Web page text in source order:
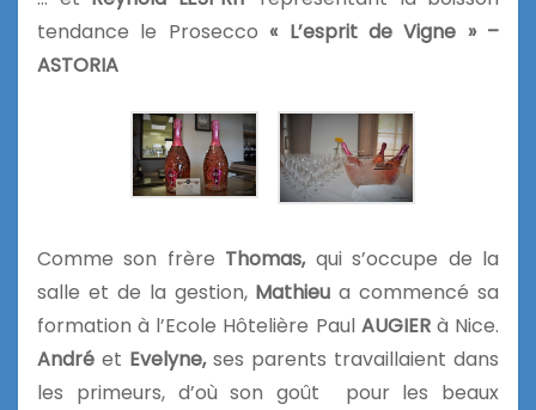
tendance le Prosecco« L’esprit de Vigne » –
ASTORIA
Comme son frère Thomas,qui s’occupe de la
salle et de la gestion, Mathieu a commencé sa
formation à l’Ecole Hôtelière Paul AUGIERà Nice.
André et Evelyne,ses parents travaillaient dans
les primeurs, d’où son goût pour les beaux